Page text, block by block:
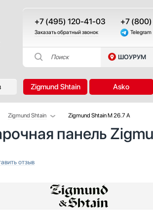
+7 (495) 120-41-03
Заказать обратный звонок
+7
Telegram
Поиск ШОУРУМ
Zigmund Shtain Asko
Zigmund Shtain
AEG
Zigmund Shtain M 26.7 A
панель
отзыв